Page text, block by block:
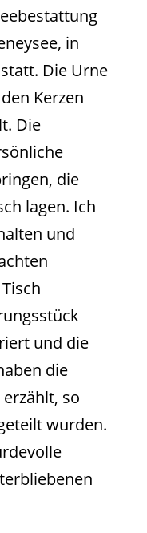
in
Die Urne
Kerzen
Die
die
lagen. Ich
und
und die
die
so
wurden.